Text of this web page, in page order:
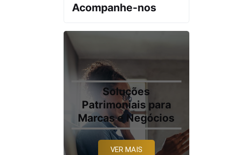
Acompanhe-nos
Soluções
Patrimoniais para
Marcas e Negócios
VER MAIS